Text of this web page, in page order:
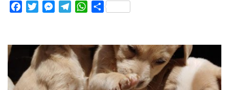
FacebookTwitterMessenger
TelegramWhatsApp
Teilen